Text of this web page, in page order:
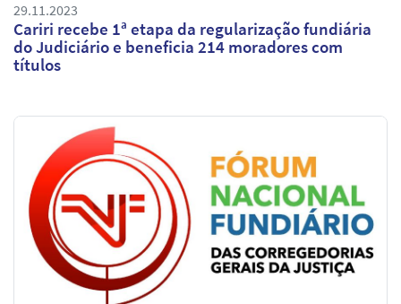
29.11.2023
Cariri recebe 1ª etapa da regularização fundiária
do Judiciário e beneficia 214 moradores com
títulos